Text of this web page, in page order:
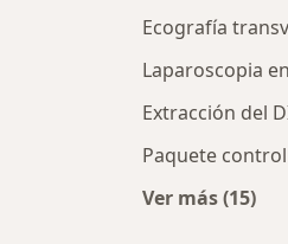
Ecografía
Laparoscopia
Extracción del
Paquete
Ver más (15)